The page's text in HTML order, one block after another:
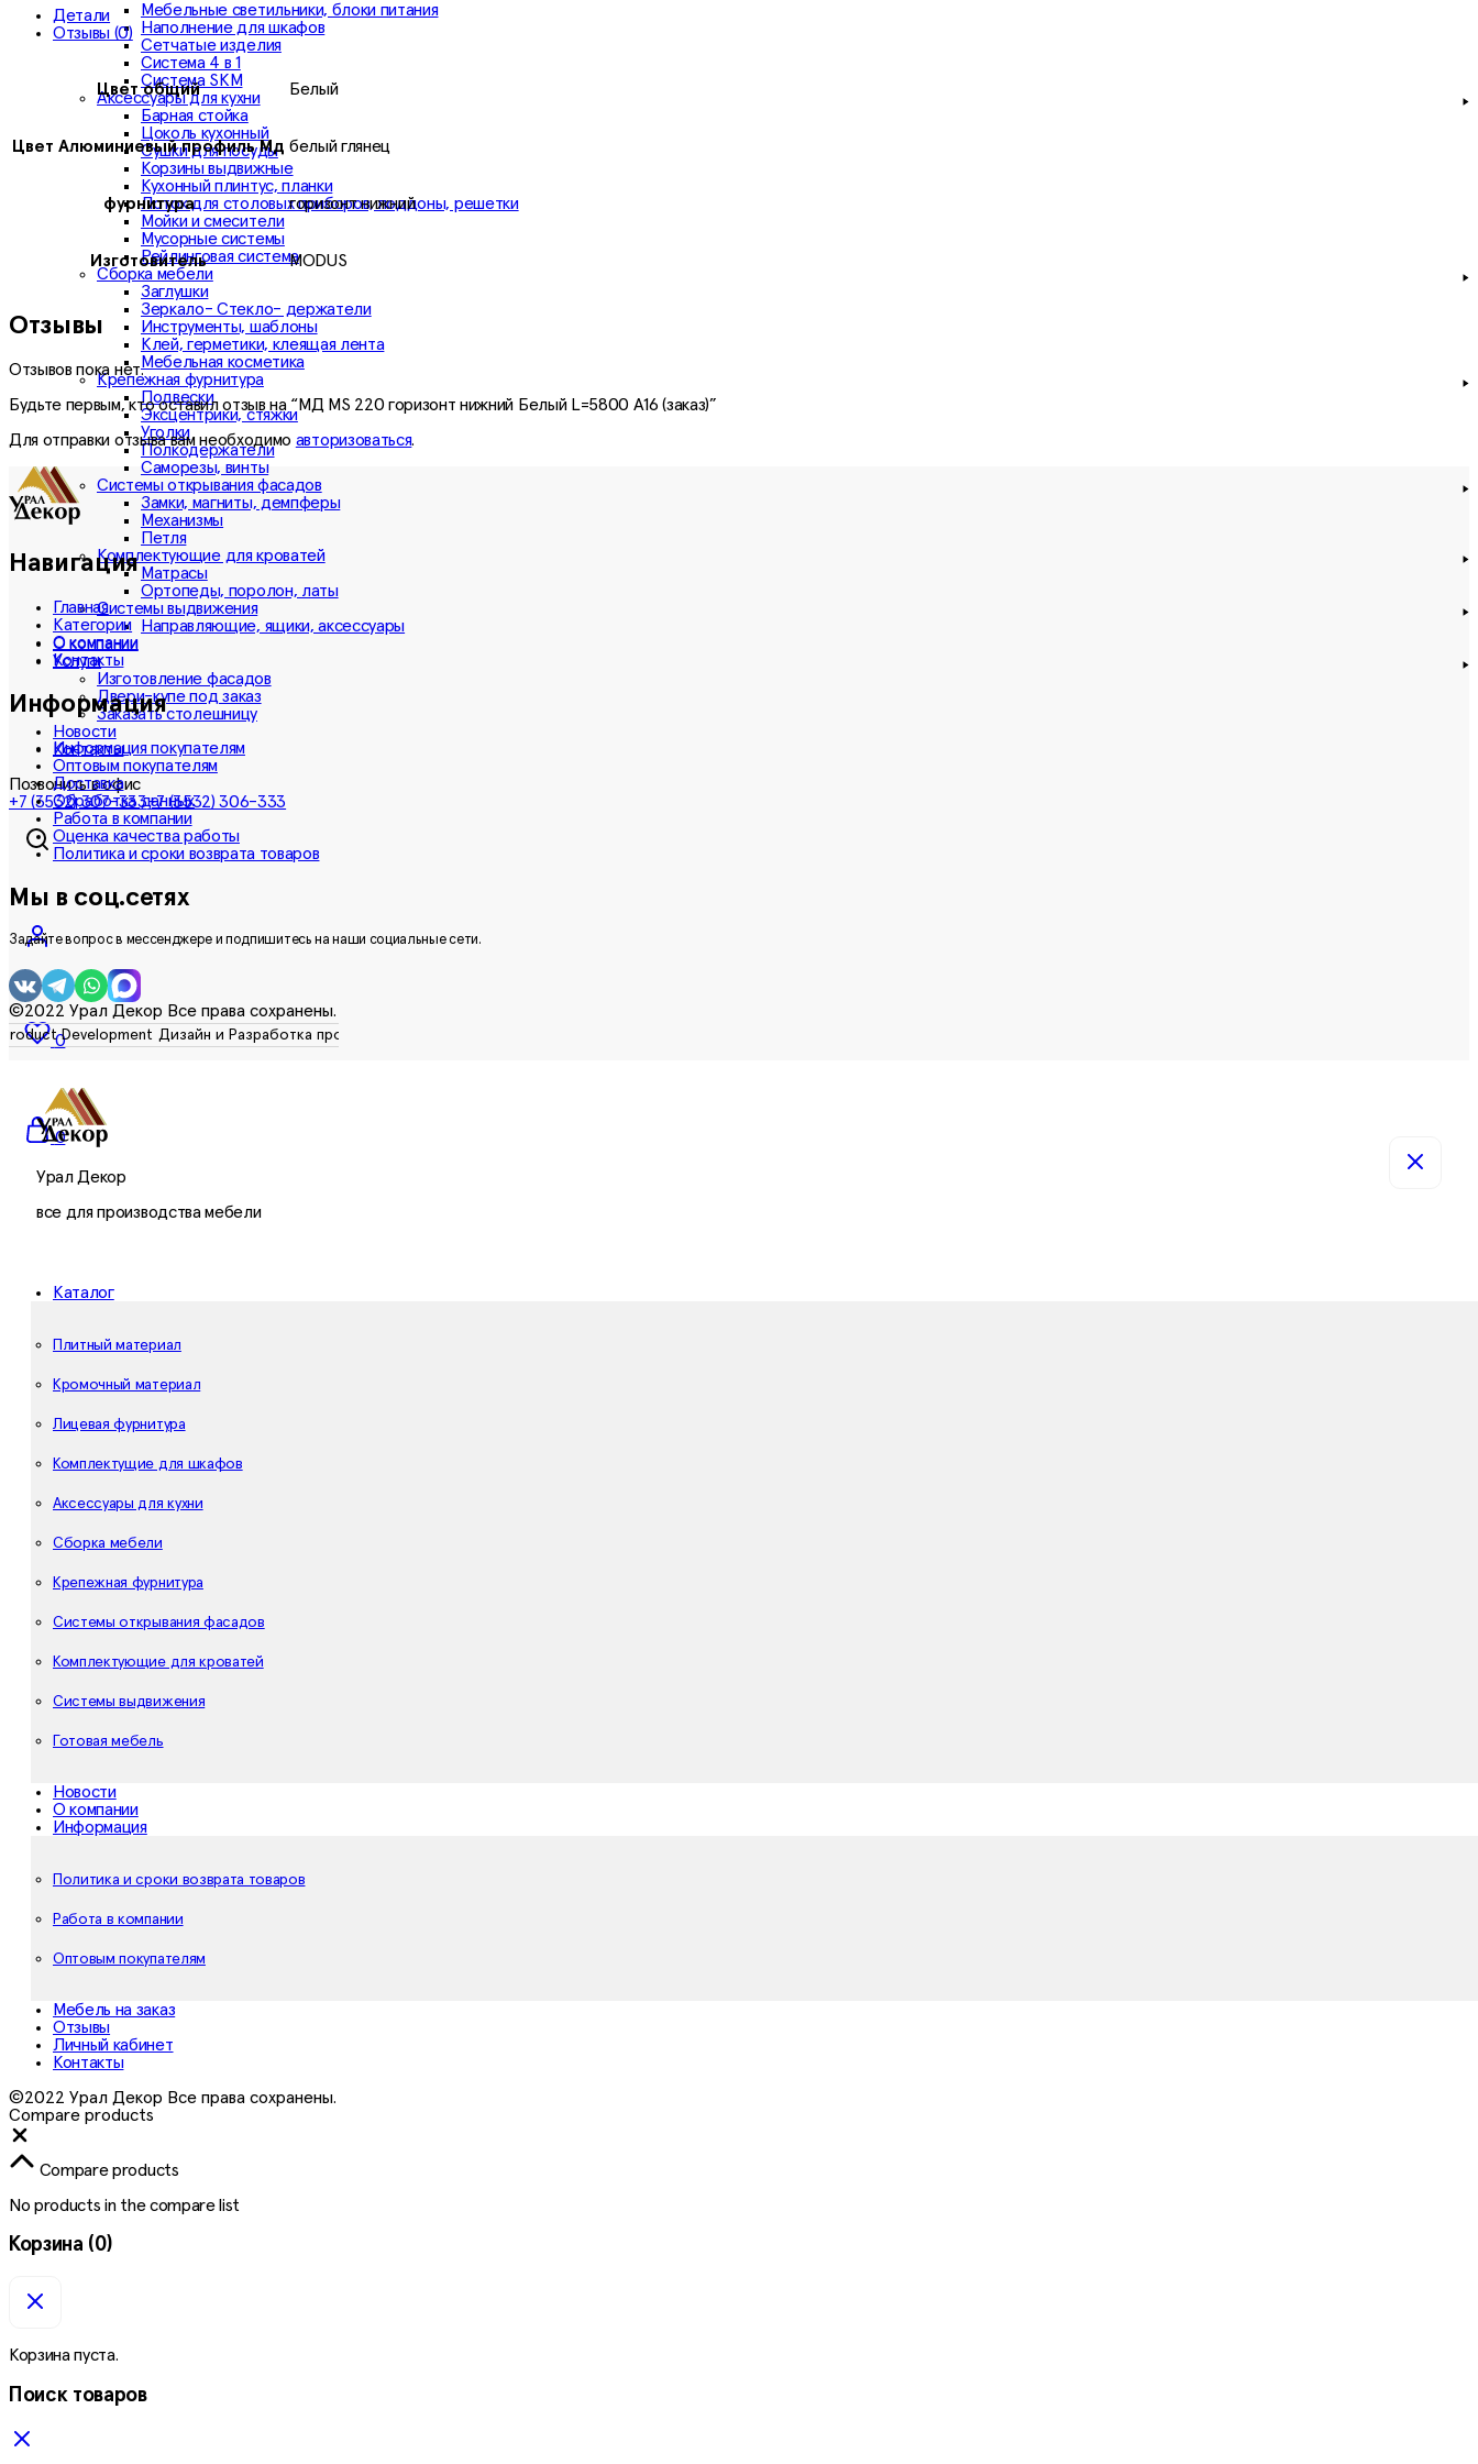
Мебельные светильники, блоки питания
Наполнение для шкафов
Сетчатые изделия
Система 4 в 1
Система SKM
Аксессуары для кухни
Барная стойка
Цоколь кухонный
Сушки для посуды
Корзины выдвижные
Кухонный плинтус, планки
Лоток для столовых приборов, поддоны, решетки
Мойки и смесители
Мусорные системы
Рейлинговая система
Сборка мебели
Заглушки
Зеркало- Стекло- держатели
Инструменты, шаблоны
Клей, герметики, клеящая лента
Мебельная косметика
Крепежная фурнитура
Подвески
Эксцентрики, стяжки
Уголки
Полкодержатели
Саморезы, винты
Системы открывания фасадов
Замки, магниты, демпферы
Механизмы
Петля
Комплектующие для кроватей
Матрасы
Ортопеды, поролон, латы
Системы выдвижения
Направляющие, ящики, аксессуары
О компании
Услуги
Изготовление фасадов
Двери-купе под заказ
Заказать столешницу
Новости
Контакты
Позвонить в офис
+7 (3532) 307-333+7 (3532) 306-333
0
0
Детали
Отзывы (0)
Цвет общий Белый
Цвет Алюминиевый профиль Мд белый глянец
фурнитура горизонт нижний
Изготовитель MODUS
Отзывы
Отзывов пока нет.
Будьте первым, кто оставил отзыв на “МД MS 220 горизонт нижний Белый L=5800 A16 (заказ)”
Для отправки отзыва вам необходимо авторизоваться.
Навигация
Главная
Категории
О компании
Контакты
Информация
Информация покупателям
Оптовым покупателям
Доставка
Обработка данных
Работа в компании
Оценка качества работы
Политика и сроки возврата товаров
Мы в соц.сетях
Задайте вопрос в мессенджере и подпишитесь на наши социальные сети.
©2022 Урал Декор Все права сохранены.
Урал Декор
все для производства мебели
Каталог
Плитный материал
Кромочный материал
Лицевая фурнитура
Комплектущие для шкафов
Аксессуары для кухни
Сборка мебели
Крепежная фурнитура
Системы открывания фасадов
Комплектующие для кроватей
Системы выдвижения
Готовая мебель
Новости
О компании
Информация
Политика и сроки возврата товаров
Работа в компании
Оптовым покупателям
Мебель на заказ
Отзывы
Личный кабинет
Контакты
©2022 Урал Декор Все права сохранены.
Compare products
Compare products
No products in the compare list
Корзина (0)
Корзина пуста.
Поиск товаров